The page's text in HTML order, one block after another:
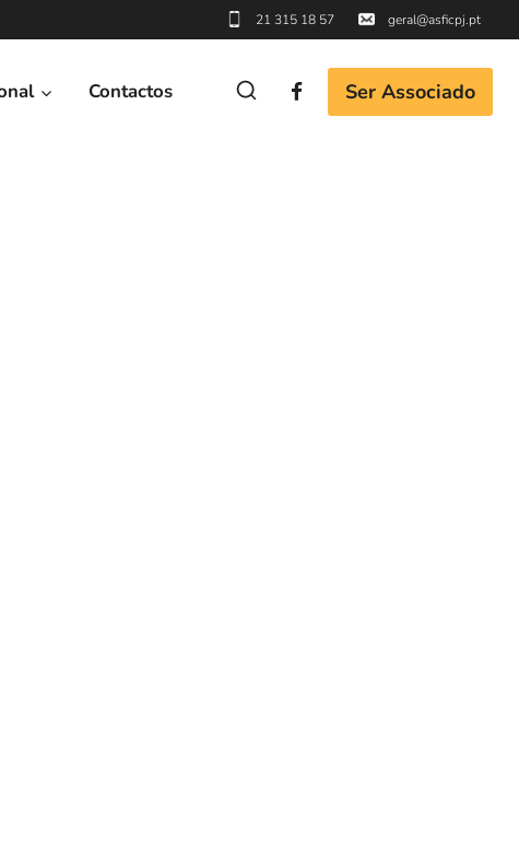
21 315 18 57 geral@asficpj.pt
Contactos Ser Associado